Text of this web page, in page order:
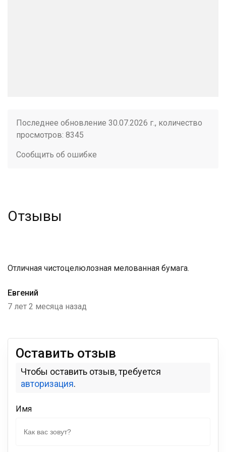
Последнее обновление 30.07.2026 г., количество
просмотров: 8345
Сообщить об ошибке
Отзывы
Отличная чистоцелюлозная мелованная бумага.
Евгений
7 лет 2 месяца назад
Оставить отзыв
Чтобы оставить отзыв, требуется
авторизация.
Имя